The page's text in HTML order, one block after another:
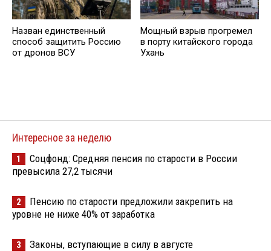
Назван единственный
способ защитить Россию
от дронов ВСУ
Мощный взрыв прогремел
в порту китайского города
Ухань
Интересное за неделю
1
Соцфонд: Средняя пенсия по старости в России
превысила 27,2 тысячи
2
Пенсию по старости предложили закрепить на
уровне не ниже 40% от заработка
3 Законы, вступающие в силу в августе